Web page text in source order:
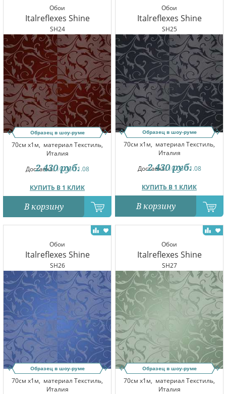
Обои
Italreflexes Shine
SH24
Образец в шоу-руме
70см x1м, материал Текстиль,
Италия
Доставка:10.08-11.08
КУПИТЬ В 1 КЛИК
2 430 руб.
В корзину
Обои
Italreflexes Shine
SH25
Образец в шоу-руме
70см x1м, материал Текстиль,
Италия
Доставка:10.08-11.08
КУПИТЬ В 1 КЛИК
2 430 руб.
В корзину
Обои
Italreflexes Shine
SH26
Образец в шоу-руме
70см x1м, материал Текстиль,
Италия
Обои
Italreflexes Shine
SH27
Образец в шоу-руме
70см x1м, материал Текстиль,
Италия